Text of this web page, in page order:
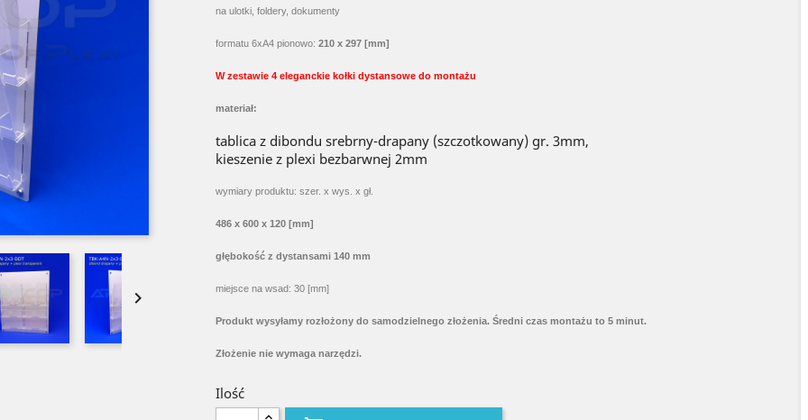

na ulotki, foldery, dokumenty
formatu 6xA4 pionowo: 210 x 297 [mm]
W zestawie 4 eleganckie kołki dystansowe do montażu
materiał:
tablica z dibondu srebrny-drapany (szczotkowany) gr. 3mm,
kieszenie z plexi bezbarwnej 2mm
wymiary produktu: szer. x wys. x gł.
486 x 600 x 120 [mm]
głębokość z dystansami 140 mm
miejsce na wsad: 30 [mm]
Produkt wysyłamy rozłożony do samodzielnego złożenia. Średni czas montażu to 5 minut.
Złożenie nie wymaga narzędzi.
Ilość